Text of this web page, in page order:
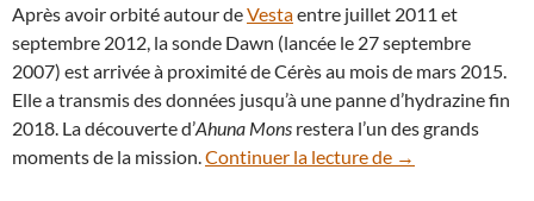
Après avoir orbité autour deVestaentre juillet 2011 et
septembre 2012, la sonde Dawn (lancée le 27 septembre
2007) est arrivée à proximité de Cérès au mois de mars 2015.
Elle a transmis des données jusqu’à une panne d’hydrazine fin
2018. La découverte d’Ahuna Mons restera l’un des grands
moments de la mission. Continuer la lecture de Ahuna Mons,
→